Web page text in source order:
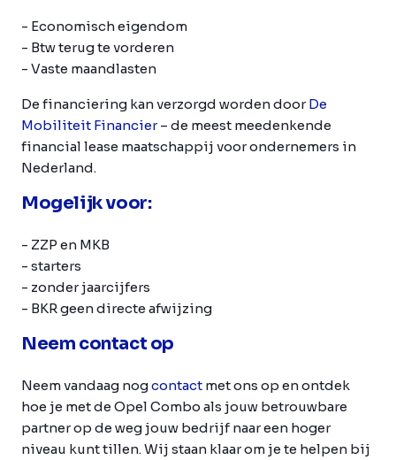
- Economisch eigendom
- Btw terug te vorderen
- Vaste maandlasten
De financiering kan verzorgd worden doorDe
Mobiliteit Financier– de meest meedenkende
financial lease maatschappij voor ondernemers in
Nederland.
Mogelijk voor:
- ZZP en MKB
- starters
- zonder jaarcijfers
- BKR geen directe afwijzing
Neem contact op
Neem vandaag nogcontact met ons op en ontdek
hoe je met de Opel Combo als jouw betrouwbare
partner op de weg jouw bedrijf naar een hoger
niveau kunt tillen. Wij staan klaar om je te helpen bij